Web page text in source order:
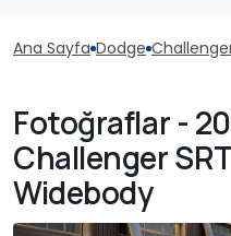
Ana Sayfa Dodge
Fotoğraflar -
Challenger
Widebody